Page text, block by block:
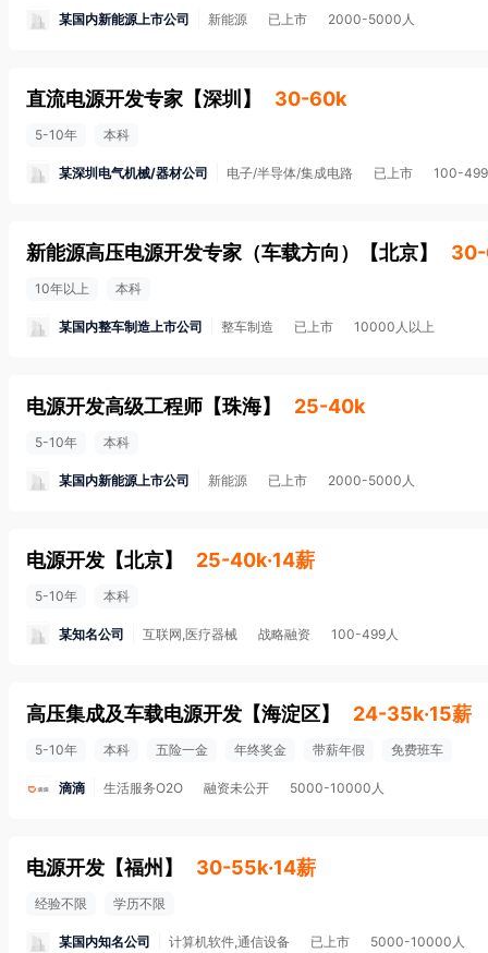
某国内新能源上市公司 新能源 已上市 2000-5000人
直流电源开发专家 【深圳 】 30-60k
5-10年 本科
某深圳电气机械/器材公司 电子/半导体/集成电路 已上市 100-
新能源高压电源开发专家（车载方向） 【北京】 30-
10年以上 本科
某国内整车制造上市公司 整车制造 已上市 10000人以上
电源开发高级工程师 【珠海】 25-40k
5-10年 本科
某国内新能源上市公司 新能源 已上市 2000-5000人
电源开发 【北京】 25-40k·14薪
5-10年 本科
某知名公司 互联网,医疗器械 战略融资 100-499人
高压集成及车载电源开发 【海淀区】 24-35k·15薪
5-10年 本科 五险一金 年终奖金 带薪年假 免费班车
滴滴 生活服务O2O 融资未公开 5000-10000人
电源开发 【福州 】 30-55k·14薪
经验不限 学历不限
某国内知名公司 计算机软件,通信设备 已上市 5000-10000人